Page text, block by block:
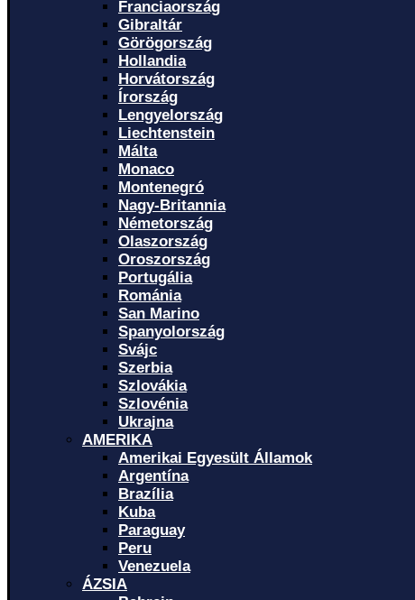
Franciaország
Gibraltár
Görögország
Hollandia
Horvátország
Írország
Lengyelország
Liechtenstein
Málta
Monaco
Montenegró
Nagy-Britannia
Németország
Olaszország
Oroszország
Portugália
Románia
San Marino
Spanyolország
Svájc
Szerbia
Szlovákia
Szlovénia
Ukrajna
AMERIKA
Amerikai Egyesült Államok
Argentína
Brazília
Kuba
Paraguay
Peru
Venezuela
ÁZSIA